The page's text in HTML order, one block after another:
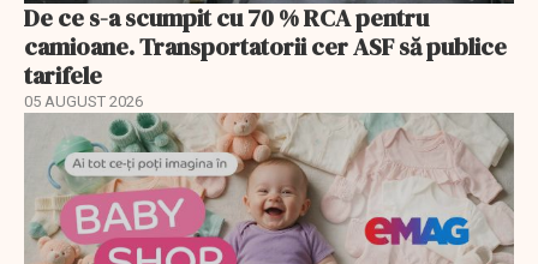
De ce s-a scumpit cu 70 % RCA pentru
camioane. Transportatorii cer ASF să publice
tarifele
05 AUGUST 2026